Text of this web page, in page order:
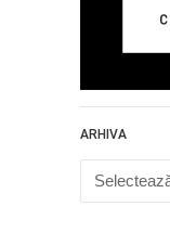
ARHIVA
Arhiva